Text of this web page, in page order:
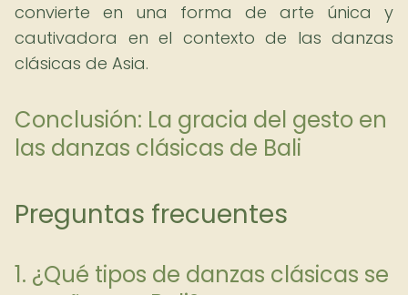
convierte en una forma de arte única y
cautivadora en el contexto de las danzas
clásicas de Asia.
Conclusión: La gracia del gesto en
las danzas clásicas de Bali
Preguntas frecuentes
1. ¿Qué tipos de danzas clásicas se